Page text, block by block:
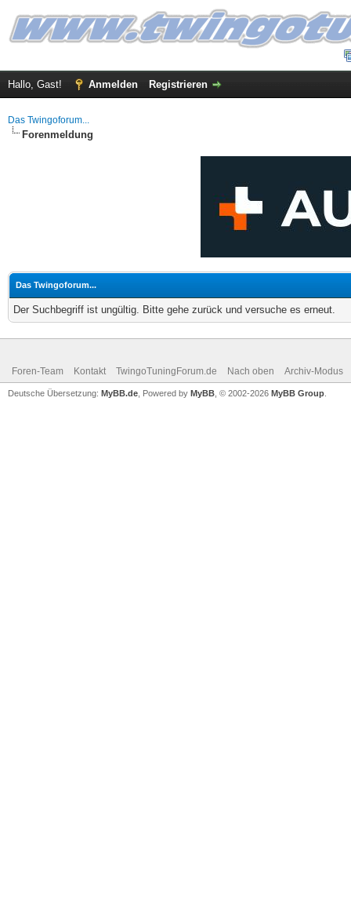
Hallo, Gast! Anmelden Registrieren
Das Twingoforum...
Forenmeldung
Das Twingoforum...
Der Suchbegriff ist ungültig. Bitte gehe zurück und versuche es erneut.
Foren-Team Kontakt TwingoTuningForum.de Nach oben Archiv-Modus
Deutsche Übersetzung: MyBB.de , Powered by MyBB , © 2002-2026 MyBB Group